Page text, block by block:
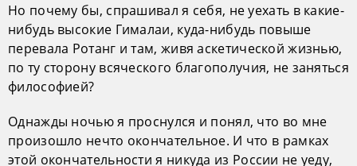
Но почему бы, спрашивал я себя, не уехать в какие-
нибудь высокие Гималаи, куда-нибудь повыше
перевала Ротанг и там, живя аскетической жизнью,
по ту сторону всяческого благополучия, не заняться
философией?
Однажды ночью я проснулся и понял, что во мне
произошло нечто окончательное. И что в рамках
этой окончательности я никуда из России не уеду,